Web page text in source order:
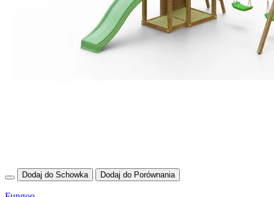
Dodaj do Schowka Dodaj do Porównania